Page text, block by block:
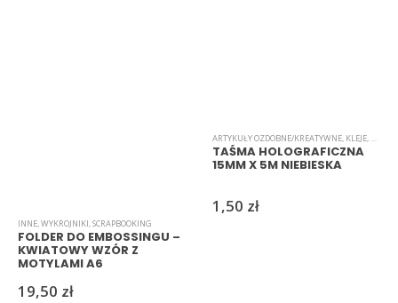
INNE,WYKROJNIKI,SCRAPBOOKING
FOLDER DO EMBOSSINGU –
KWIATOWY WZÓR Z
MOTYLAMI A6
19,50 zł
ARTYKUŁY OZDOBNE/KREATYWNE, KLEJE, TAŚMY
TAŚMA HOLOGRAFICZNA
15MM X 5M NIEBIESKA
1,50 zł